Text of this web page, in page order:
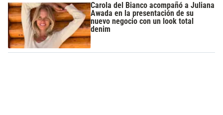
Carola del Bianco acompañó a Juliana
Awada en la presentación de su
nuevo negocio con un look total
denim